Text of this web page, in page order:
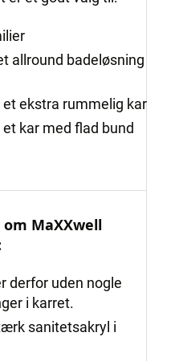
allround badeløsning
et ekstra rummelig kar
kar med flad bund
MaXXwell
derfor uden nogle
i karret.
sanitetsakryl i